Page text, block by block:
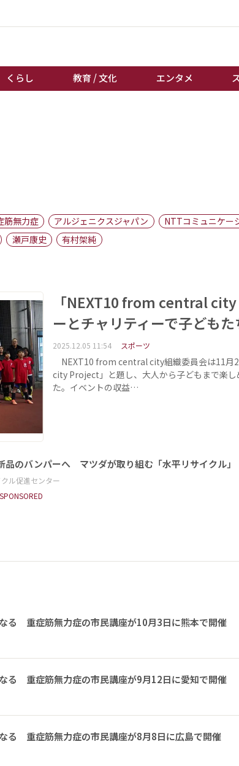
くらし 教育 / 文化 エンタメ
地域
キーパーソン
筋無力症 アルジェニクスジャパン
NTTコミュニケー
瀬戸康史
有村架純
「NEXT10 from central
ーとチャリティーで子ども
2025.12.05 11:54 スポーツ
NEXT10 from central city組織委員会は11月
city Project」と題し、大人から子どもまで楽し
た。イベントの収益…
品のバンパーへ マツダが取り組む「水平リサイクル」
ル促進センター
SPONSORED
る 重症筋無力症の市民講座が10月3日に熊本で開催
る 重症筋無力症の市民講座が9月12日に愛知で開催
る 重症筋無力症の市民講座が8月8日に広島で開催